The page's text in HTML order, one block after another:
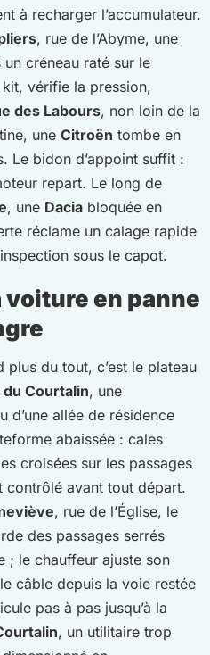
à recharger l’accumulateur.
, rue de l’Abyme, une
créneau raté sur le
vérifie la pression,
des Labours, non loin de la
une Citroën tombe en
Le bidon d’appoint suffit :
repart. Le long de
, une Dacia bloquée en
réclame un calage rapide
sous le capot.
voiture en panne
du tout, c’est le plateau
du Courtalin, une
d’une allée de résidence
abaissée : cales
croisées sur les passages
contrôlé avant tout départ.
, rue de l’Église, le
des passages serrés
; le chauffeur ajuste son
câble depuis la voie restée
pas à pas jusqu’à la
, un utilitaire trop